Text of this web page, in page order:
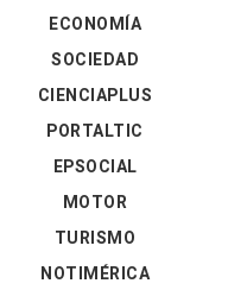
ECONOMÍA
SOCIEDAD
CIENCIAPLUS
PORTALTIC
EPSOCIAL
MOTOR
TURISMO
NOTIMÉRICA